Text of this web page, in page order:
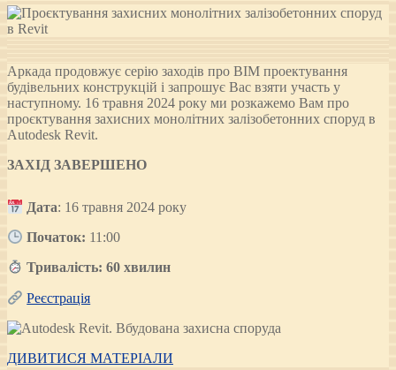
Аркада продовжує серію заходів про BIM проектування
будівельних конструкцій і запрошує Вас взяти участь у
наступному. 16 травня 2024 року ми розкажемо Вам про
проєктування захисних монолітних залізобетонних споруд в
Autodesk Revit.
ЗАХІД ЗАВЕРШЕНО
Дата: 16 травня 2024 року
Початок: 11:00
Тривалість: 60 хвилин
Реєстрація
ДИВИТИСЯ МАТЕРІАЛИ